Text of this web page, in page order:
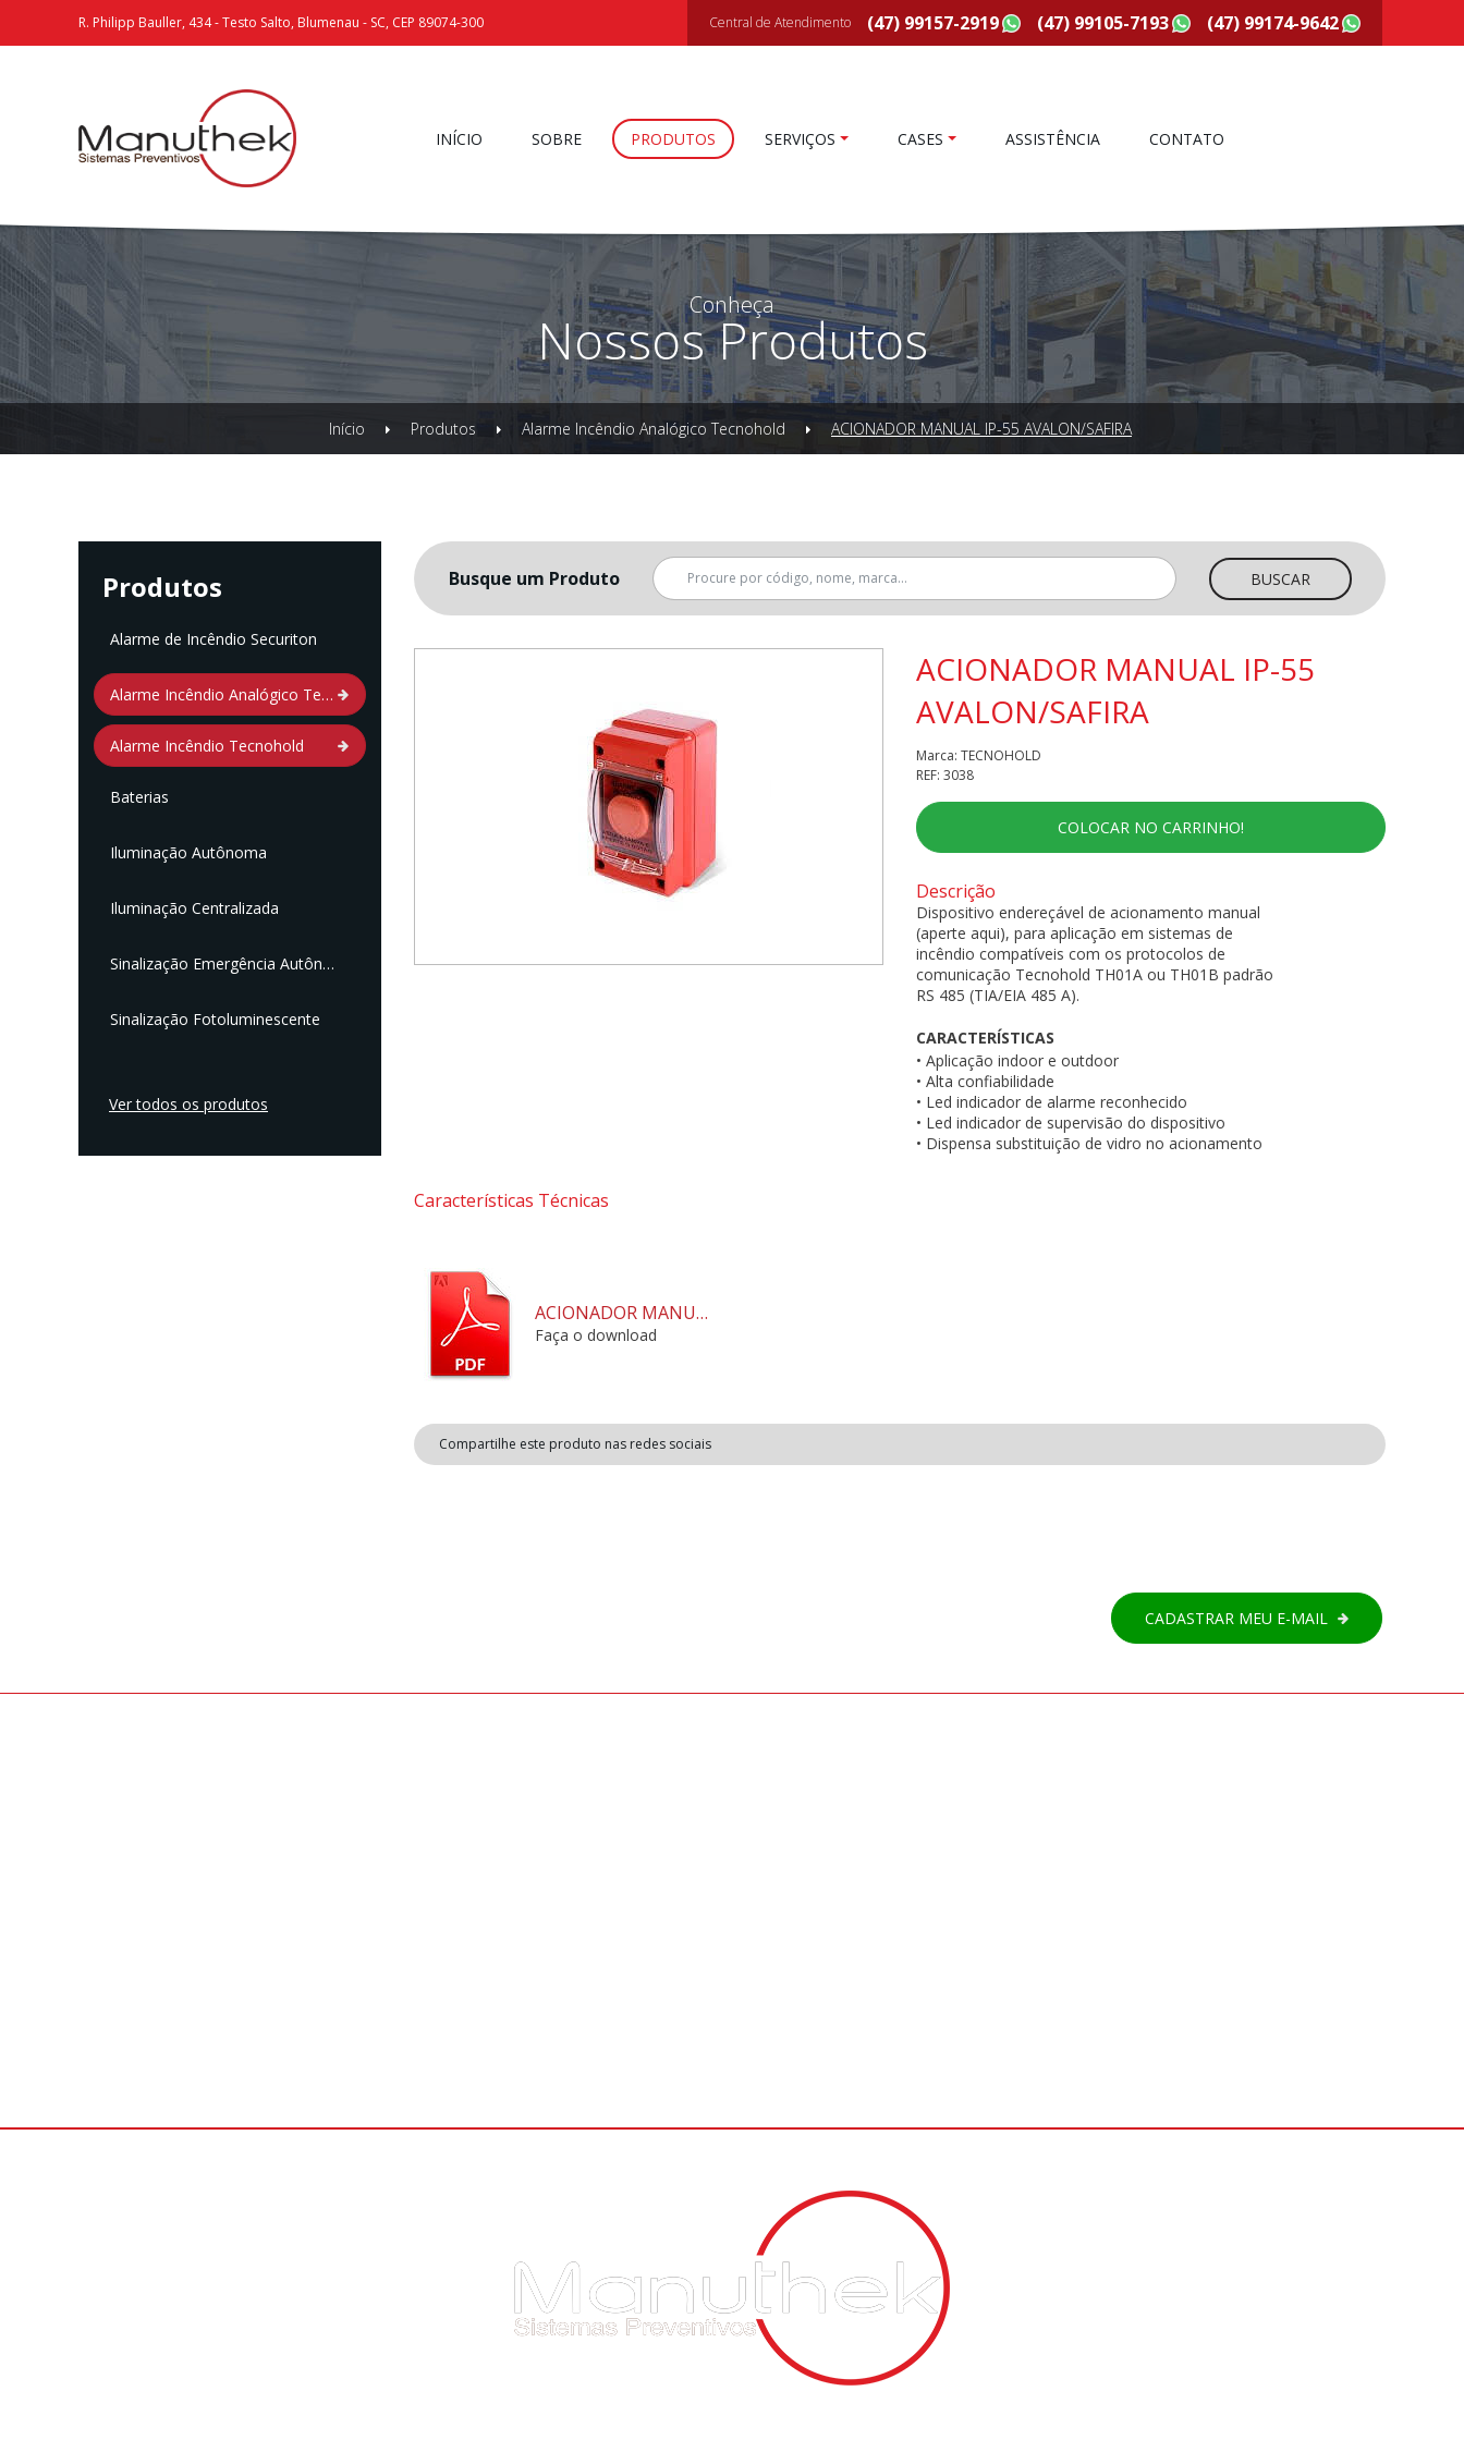
R. Philipp Bauller, 434 - Testo Salto, Blumenau - SC, CEP 89074-300 Central de Atendimento (47) 99157-2919 (47) 99105-7193 (47) 99174-9642
INÍCIO SOBRE PRODUTOS SERVIÇOS CASES ASSISTÊNCIA CONTATO
Conheça
Nossos Produtos
Início Produtos Alarme Incêndio Analógico Tecnohold ACIONADOR MANUAL IP-55 AVALON/SAFIRA
Produtos
Alarme de Incêndio Securiton
Alarme Incêndio Analógico Tecnohold
Alarme Incêndio Tecnohold
Baterias
Iluminação Autônoma
Iluminação Centralizada
Sinalização Emergência Autônoma
Sinalização Fotoluminescente
Ver todos os produtos
Busque um Produto BUSCAR
ACIONADOR MANUAL IP-55
AVALON/SAFIRA
Marca: TECNOHOLD
REF: 3038
COLOCAR NO CARRINHO!
Descrição
Dispositivo endereçável de acionamento manual
(aperte aqui), para aplicação em sistemas de
incêndio compatíveis com os protocolos de
comunicação Tecnohold TH01A ou TH01B padrão
RS 485 (TIA/EIA 485 A).
CARACTERÍSTICAS
• Aplicação indoor e outdoor
• Alta confiabilidade
• Led indicador de alarme reconhecido
• Led indicador de supervisão do dispositivo
• Dispensa substituição de vidro no acionamento
Características Técnicas
ACIONADOR MANUAL IP-55 AVALON
Faça o download
Compartilhe este produto nas redes sociais
CADASTRAR MEU E-MAIL